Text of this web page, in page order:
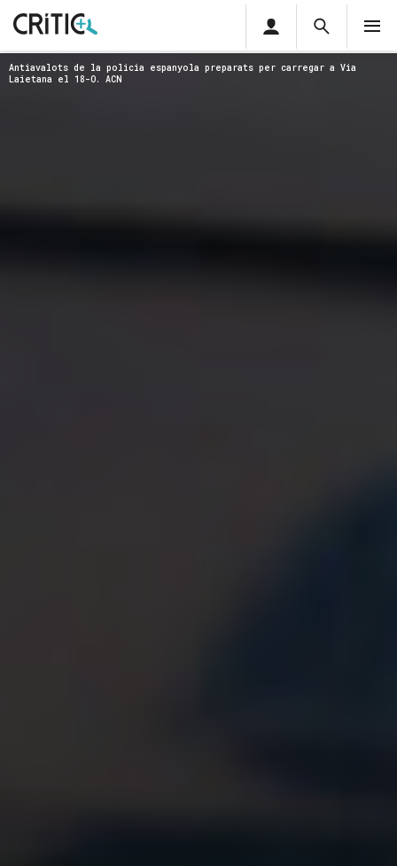
Cerca
Cerca
per...
privada
Subscriu-t'hi
Antiavalots de la policia espanyola preparats per carregar a Via
Laietana el 18-O. ACN